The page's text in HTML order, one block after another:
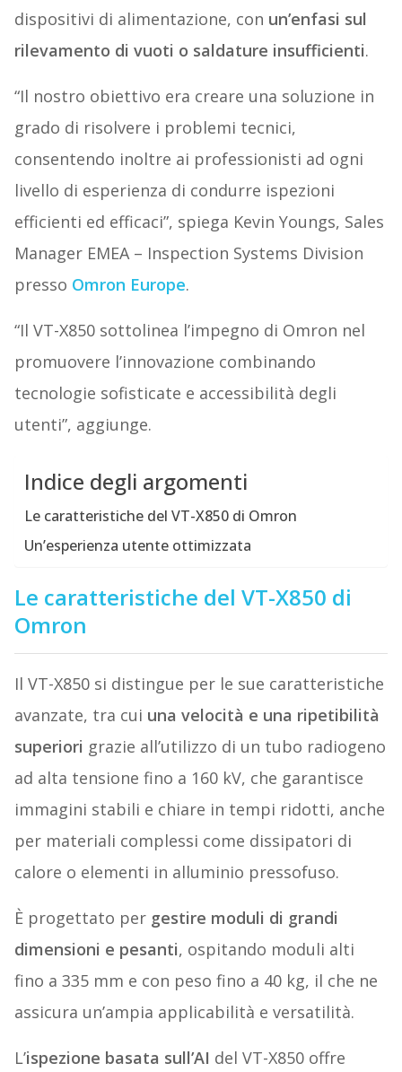
dispositivi di alimentazione, con un’enfasi sul
rilevamento di vuoti o saldature insufficienti.
“Il nostro obiettivo era creare una soluzione in
grado di risolvere i problemi tecnici,
consentendo inoltre ai professionisti ad ogni
livello di esperienza di condurre ispezioni
efficienti ed efficaci”, spiega Kevin Youngs, Sales
Manager EMEA – Inspection Systems Division
presso Omron Europe.
“Il VT-X850 sottolinea l’impegno di Omron nel
promuovere l’innovazione combinando
tecnologie sofisticate e accessibilità degli
utenti”, aggiunge.
Indice degli argomenti
Le caratteristiche del VT-X850 di Omron
Un’esperienza utente ottimizzata
Le caratteristiche del VT-X850 di
Omron
Il VT-X850 si distingue per le sue caratteristiche
avanzate, tra cui una velocità e una ripetibilità
superiori grazie all’utilizzo di un tubo radiogeno
ad alta tensione fino a 160 kV, che garantisce
immagini stabili e chiare in tempi ridotti, anche
per materiali complessi come dissipatori di
calore o elementi in alluminio pressofuso.
È progettato pergestire moduli di grandi
dimensioni e pesanti, ospitando moduli alti
fino a 335 mm e con peso fino a 40 kg, il che ne
assicura un’ampia applicabilità e versatilità.
L’ispezione basata sull’AI del VT-X850 offre